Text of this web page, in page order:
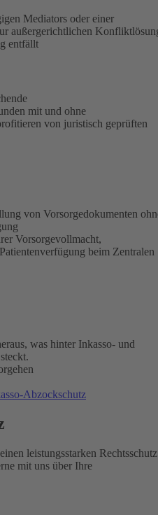
Mediators oder einer
außergerichtlichen
entfällt
mit und ohne
von juristisch geprüften
von Vorsorgedokumenten
Vorsorgevollmacht,
beim Zentralen
was hinter Inkasso- und
Abzockschutz
leistungsstarken Rechtsschutz
mit uns über Ihre